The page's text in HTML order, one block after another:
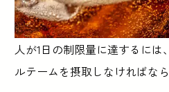
人が1日の制限量に達するに
ルテームを摂取しなければなら